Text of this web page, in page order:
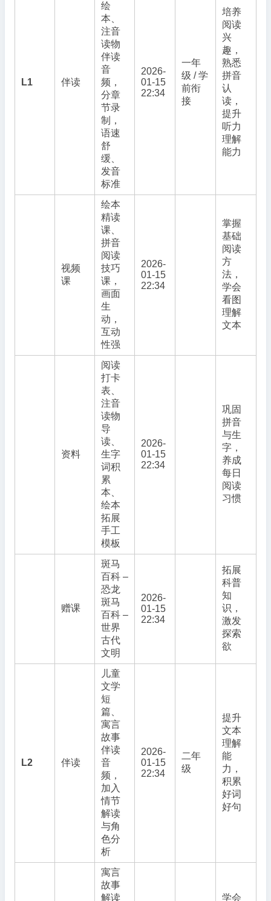
L1 伴读
绘
本、
注音
读物
伴读
音
频，
分章
节录
制，
语速
舒
缓、
发音
标准
2026-
01-15
22:34
一年
级 / 学
前衔
接
培养
阅读
兴
趣，
熟悉
拼音
认
读，
提升
听力
理解
能力
视频
课
绘本
精读
课、
拼音
阅读
技巧
课，
画面
生
动，
互动
性强
2026-
01-15
22:34
掌握
基础
阅读
方
法，
学会
看图
理解
文本
资料
阅读
打卡
表、
注音
读物
导
读、
生字
词积
累
本、
绘本
拓展
手工
模板
2026-
01-15
22:34
巩固
拼音
与生
字，
养成
每日
阅读
习惯
赠课
斑马
百科 –
恐龙
斑马
百科 –
世界
古代
文明
2026-
01-15
22:34
拓展
科普
知
识，
激发
探索
欲
L2 伴读
儿童
文学
短
篇、
寓言
故事
伴读
音
频，
加入
情节
解读
与角
色分
析
2026-
01-15
22:34
二年
级
提升
文本
理解
能
力，
积累
好词
好句
寓言
故事
解读
学会